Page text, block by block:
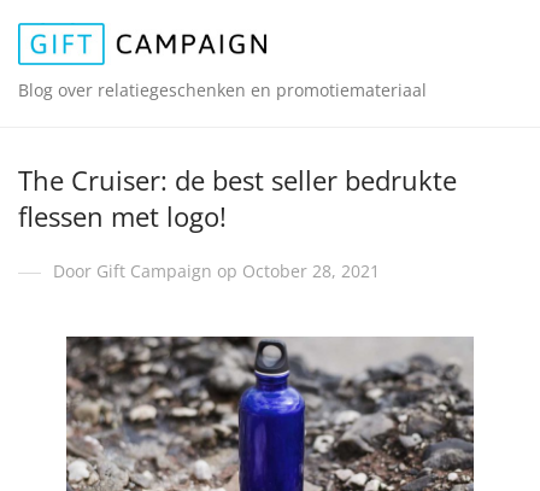
Blog over relatiegeschenken en promotiemateriaal
The Cruiser: de best seller bedrukte
flessen met logo!
Door Gift Campaign op October 28, 2021